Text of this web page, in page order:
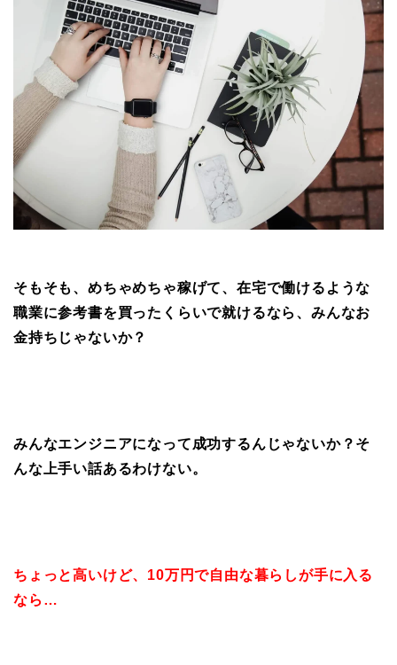
そもそも、めちゃめちゃ稼げて、在宅で働けるような
職業に参考書を買ったくらいで就けるなら、みんなお
金持ちじゃないか？
みんなエンジニアになって成功するんじゃないか？そ
んな上手い話あるわけない。
ちょっと高いけど、 10万円で自由な暮らしが手に入る
なら…